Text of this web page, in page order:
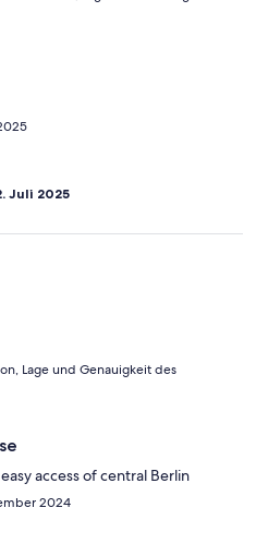
Juli 2025
Lage und Genauigkeit des
access of central Berlin
2024